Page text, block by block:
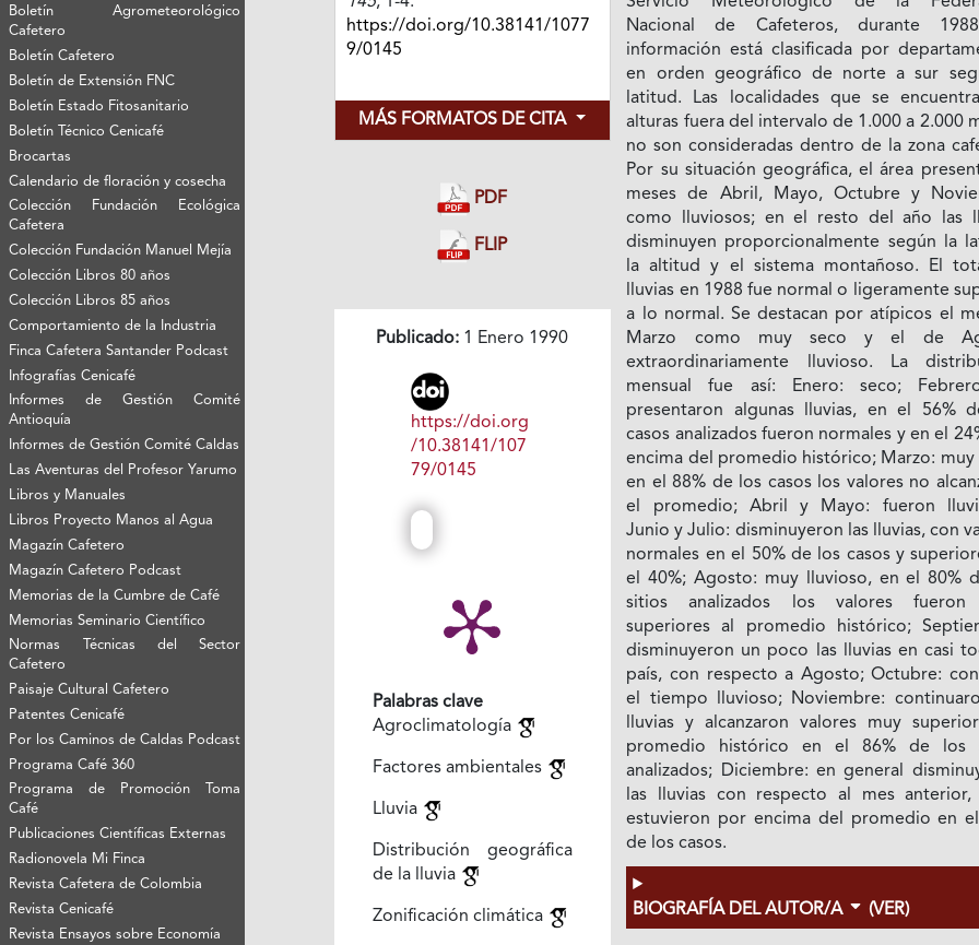
Boletín Agrometeorológico
Cafetero
Boletín Cafetero
Boletín de Extensión FNC
Boletín Estado Fitosanitario
Boletín Técnico Cenicafé
Brocartas
Calendario de floración y cosecha
Colección Fundación Ecológica
Cafetera
Colección Fundación Manuel Mejía
Colección Libros 80 años
Colección Libros 85 años
Comportamiento de la Industria
Finca Cafetera Santander Podcast
Infografías Cenicafé
Informes de Gestión Comité
Antioquía
Informes de Gestión Comité Caldas
Las Aventuras del Profesor Yarumo
Libros y Manuales
Libros Proyecto Manos al Agua
Magazín Cafetero
Magazín Cafetero Podcast
Memorias de la Cumbre de Café
Memorias Seminario Científico
Normas Técnicas del Sector
Cafetero
Paisaje Cultural Cafetero
Patentes Cenicafé
Por los Caminos de Caldas Podcast
Programa Café 360
Programa de Promoción Toma
Café
Publicaciones Científicas Externas
Radionovela Mi Finca
Revista Cafetera de Colombia
Revista Cenicafé
Revista Ensayos sobre Economía
https://doi.org/10.38141/1077
9/0145
MÁS FORMATOS DE CITA
PDF
FLIP
Publicado: 1 Enero 1990
https://doi.org
/10.38141/107
79/0145
Palabras clave
Agroclimatología
Factores ambientales
Lluvia
Distribución geográfica
de la lluvia
Zonificación climática
Nacional de Cafeteros, durante
información está clasificada por
en orden geográfico de norte a sur
latitud. Las localidades que se
alturas fuera del intervalo de 1.000 a 2.000
no son consideradas dentro de la zona
Por su situación geográfica, el área
meses de Abril, Mayo, Octubre y
como lluviosos; en el resto del año las
disminuyen proporcionalmente según la
la altitud y el sistema montañoso. El
lluvias en 1988 fue normal o ligeramente
a lo normal. Se destacan por atípicos el
Marzo como muy seco y el de
extraordinariamente lluvioso. La
mensual fue así: Enero: seco;
presentaron algunas lluvias, en el 56%
casos analizados fueron normales y en el
encima del promedio histórico; Marzo: muy
en el 88% de los casos los valores no
el promedio; Abril y Mayo: fueron
Junio y Julio: disminuyeron las lluvias, con
normales en el 50% de los casos y
el 40%; Agosto: muy lluvioso, en el 80%
sitios analizados los valores fueron
superiores al promedio histórico;
disminuyeron un poco las lluvias en casi
país, con respecto a Agosto; Octubre:
el tiempo lluvioso; Noviembre:
lluvias y alcanzaron valores muy
promedio histórico en el 86% de los
analizados; Diciembre: en general
las lluvias con respecto al mes anterior,
estuvieron por encima del promedio en
de los casos.
BIOGRAFÍA DEL AUTOR/A (VER)